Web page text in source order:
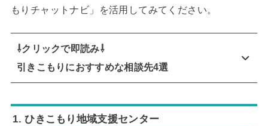
もりチャットナビ」を活用してみてください。
⇩クリックで即読み⇩
引きこもりにおすすめな相談先4選
1. ひきこもり地域支援センター